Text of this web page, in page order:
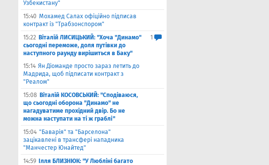
Узбекистану"
15:40 Мохамед Салах офіційно підписав
контракт із "Трабзонспором"
15:22 Віталій ЛИСИЦЬКИЙ: "Хоча "Динамо"
сьогодні переможе, доля путівки до
наступного раунду вирішиться в Баку"
1
15:14 Ян Діоманде просто зараз летить до
Мадрида, щоб підписати контракт з
"Реалом"
15:08 Віталій КОСОВСЬКИЙ: "Сподіваюся,
що сьогодні оборона "Динамо" не
нагадуватиме прохідний двір. Бо не
можна наступати на ті ж граблі"
15:04 "Баварія" та "Барселона"
зацікавлені в трансфері нападника
"Манчестер Юнайтед"
14:59
Ілля БЛИЗНЮК: "У Любліні багато